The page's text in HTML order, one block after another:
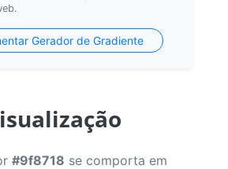
Gerador de Gradiente
#9f8718 se comporta em